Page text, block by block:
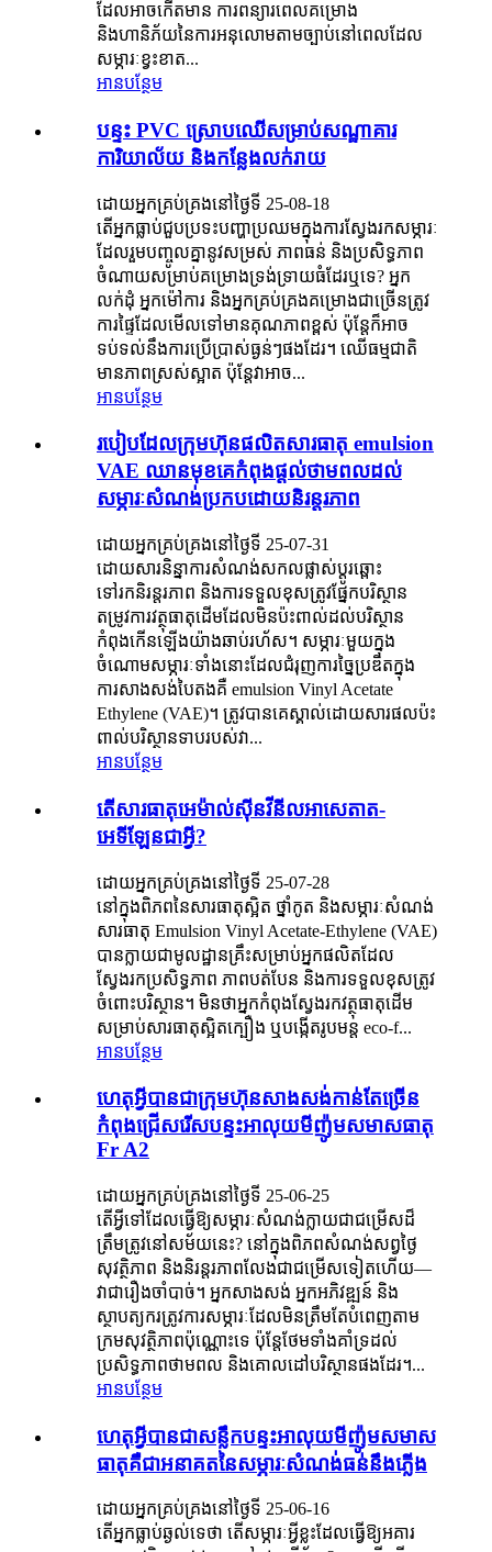
ដែលអាចកើតមាន ការពន្យារពេលគម្រោង
និងហានិភ័យនៃការអនុលោមតាមច្បាប់នៅពេលដែល
សម្ភារៈខ្វះខាត...
អានបន្ថែម
បន្ទះ PVC ស្រោបឈើសម្រាប់សណ្ឋាគារ
ការិយាល័យ និងកន្លែងលក់រាយ
ដោយអ្នកគ្រប់គ្រងនៅថ្ងៃទី 25-08-18
តើអ្នកធ្លាប់ជួបប្រទះបញ្ហាប្រឈមក្នុងការស្វែងរកសម្ភារៈ
ដែលរួមបញ្ចូលគ្នានូវសម្រស់ ភាពធន់ និងប្រសិទ្ធភាព
ចំណាយសម្រាប់គម្រោងទ្រង់ទ្រាយធំដែរឬទេ? អ្នក
លក់ដុំ អ្នកម៉ៅការ និងអ្នកគ្រប់គ្រងគម្រោងជាច្រើនត្រូវ
ការផ្ទៃដែលមើលទៅមានគុណភាពខ្ពស់ ប៉ុន្តែក៏អាច
ទប់ទល់នឹងការប្រើប្រាស់ធ្ងន់ៗផងដែរ។ ឈើធម្មជាតិ
មានភាពស្រស់ស្អាត ប៉ុន្តែវាអាច...
អានបន្ថែម
របៀបដែលក្រុមហ៊ុនផលិតសារធាតុ emulsion
VAE ឈានមុខគេកំពុងផ្តល់ថាមពលដល់
សម្ភារៈសំណង់ប្រកបដោយនិរន្តរភាព
ដោយអ្នកគ្រប់គ្រងនៅថ្ងៃទី 25-07-31
ដោយសារនិន្នាការសំណង់សកលផ្លាស់ប្តូរឆ្ពោះ
ទៅរកនិរន្តរភាព និងការទទួលខុសត្រូវផ្នែកបរិស្ថាន
តម្រូវការវត្ថុធាតុដើមដែលមិនប៉ះពាល់ដល់បរិស្ថាន
កំពុងកើនឡើងយ៉ាងឆាប់រហ័ស។ សម្ភារៈមួយក្នុង
ចំណោមសម្ភារៈទាំងនោះដែលជំរុញការច្នៃប្រឌិតក្នុង
ការសាងសង់បៃតងគឺ emulsion Vinyl Acetate
Ethylene (VAE)។ ត្រូវបានគេស្គាល់ដោយសារផលប៉ះ
ពាល់បរិស្ថានទាបរបស់វា...
អានបន្ថែម
តើ​សារធាតុ​អេម៉ាល់ស៊ីន​វីនីល​អាសេតាត-
អេទីឡែន​ជាអ្វី?
ដោយអ្នកគ្រប់គ្រងនៅថ្ងៃទី 25-07-28
នៅក្នុងពិភពនៃសារធាតុស្អិត ថ្នាំកូត និងសម្ភារៈសំណង់
សារធាតុ Emulsion Vinyl Acetate-Ethylene (VAE)
បានក្លាយជាមូលដ្ឋានគ្រឹះសម្រាប់អ្នកផលិតដែល
ស្វែងរកប្រសិទ្ធភាព ភាពបត់បែន និងការទទួលខុសត្រូវ
ចំពោះបរិស្ថាន។ មិនថាអ្នកកំពុងស្វែងរកវត្ថុធាតុដើម
សម្រាប់សារធាតុស្អិតក្បឿង ឬបង្កើតរូបមន្ត eco-f...
អានបន្ថែម
ហេតុអ្វីបានជាក្រុមហ៊ុនសាងសង់កាន់តែច្រើន
កំពុងជ្រើសរើសបន្ទះអាលុយមីញ៉ូមសមាសធាតុ
Fr A2
ដោយអ្នកគ្រប់គ្រងនៅថ្ងៃទី 25-06-25
តើ​អ្វី​ទៅ​ដែល​ធ្វើ​ឱ្យ​សម្ភារៈ​សំណង់​ក្លាយជា​ជម្រើស​ដ៏​
ត្រឹមត្រូវ​នៅ​សម័យ​នេះ? នៅ​ក្នុង​ពិភព​សំណង់​សព្វថ្ងៃ
សុវត្ថិភាព និង​និរន្តរភាព​លែង​ជា​ជម្រើស​ទៀត​ហើយ—
វា​ជា​រឿង​ចាំបាច់។ អ្នក​សាងសង់ អ្នក​អភិវឌ្ឍន៍ និង​
ស្ថាបត្យករ​ត្រូវការ​សម្ភារៈ​ដែល​មិន​ត្រឹម​តែ​បំពេញ​តាម​
ក្រម​សុវត្ថិភាព​ប៉ុណ្ណោះ​ទេ ប៉ុន្តែ​ថែមទាំង​គាំទ្រ​ដល់​
ប្រសិទ្ធភាព​ថាមពល និង​គោលដៅ​បរិស្ថាន​ផង​ដែរ។...
អានបន្ថែម
ហេតុអ្វីបានជាសន្លឹកបន្ទះអាលុយមីញ៉ូមសមាស
ធាតុគឺជាអនាគតនៃសម្ភារៈសំណង់ធន់នឹងភ្លើង
ដោយអ្នកគ្រប់គ្រងនៅថ្ងៃទី 25-06-16
តើអ្នកធ្លាប់ឆ្ងល់ទេថា តើសម្ភារៈអ្វីខ្លះដែលធ្វើឱ្យអគារ